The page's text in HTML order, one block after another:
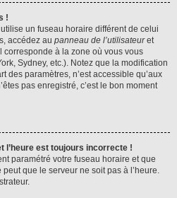
!
utilise un fuseau horaire différent de celui
accédez au panneau de l’utilisateuret
corresponde à la zone où vous vous
Sydney, etc.). Notez que la modification
des paramètres, n’est accessible qu’aux
pas enregistré, c’est le bon moment
l’heure est toujours incorrecte !
paramétré votre fuseau horaire et que
peut que le serveur ne soit pas à l’heure.